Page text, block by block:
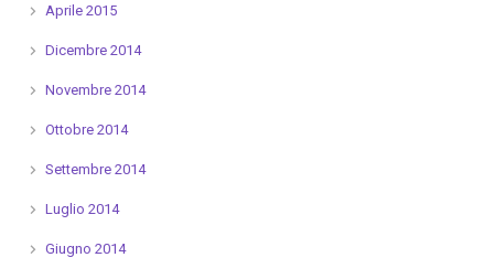
Aprile 2015
Dicembre 2014
Novembre 2014
Ottobre 2014
Settembre 2014
Luglio 2014
Giugno 2014